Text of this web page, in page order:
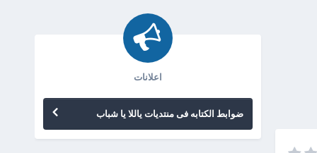
اعلانات
ضوابط الكتابه فى منتديات ياللا يا شباب